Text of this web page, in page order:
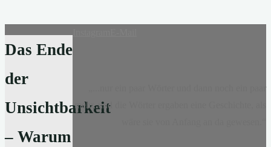
Das Ende
der
Unsichtbarkeit
– Warum
mehr, und die Wörter ergaben eine Geschichte, als